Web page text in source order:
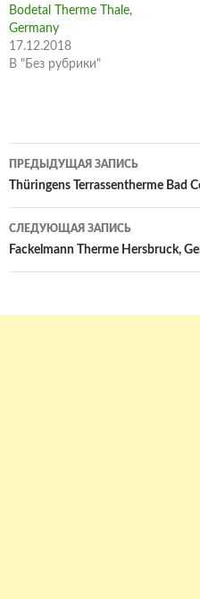
Bodetal Therme Thale,
Germany
17.12.2018
В "Без рубрики"
Навигация
по
записям
ПРЕДЫДУЩАЯ ЗАПИСЬ
Thüringens Terrassentherme Bad
СЛЕДУЮЩАЯ ЗАПИСЬ
Fackelmann Therme Hersbruck,